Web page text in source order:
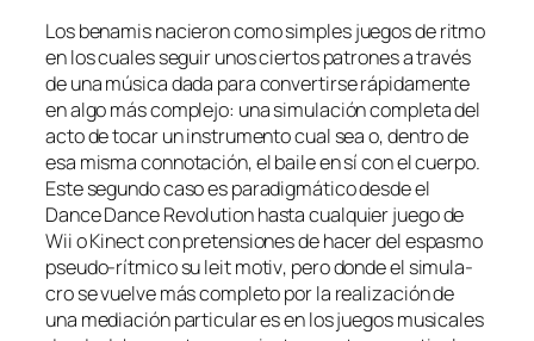
Losbe­na­misna­cie­ron co­mo sim­ples jue­gos de rit­mo
en los cua­les se­guir unos cier­tos pa­tro­nes a tra­vés
de una mú­si­ca da­da pa­ra con­ver­tir­se rá­pi­da­men­te
en al­go más com­ple­jo: una si­mu­la­ción com­ple­ta del
ac­to de to­car un ins­tru­men­to cual sea o, den­tro de
esa mis­ma con­no­ta­ción, el bai­le en sí con el cuer­po.
Este se­gun­do ca­so es pa­ra­dig­má­ti­co des­de el
Dance Dance Revolutionhas­ta cual­quier jue­go de
WiioKinectcon pre­ten­sio­nes de ha­cer del es­pas­mo
pseudo-rítmico suleit mo­tiv, pe­ro don­de el si­mu­la­
cro se vuel­ve más com­ple­to por la rea­li­za­ción de
una me­dia­ción par­ti­cu­lar es en los jue­gos mu­si­ca­les